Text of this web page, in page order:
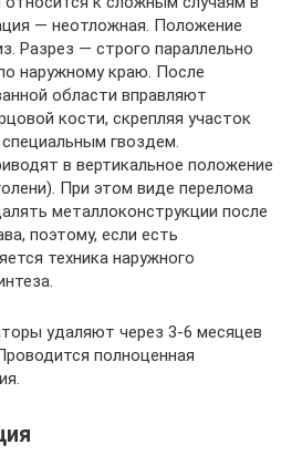
— неотложная. Положение
Разрез — строго параллельно
наружному краю. После
области вправляют
кости, скрепляя участок
гвоздем.
в вертикальное положение
При этом виде перелома
металлоконструкции после
поэтому, если есть
техника наружного
удаляют через 3-6 месяцев
полноценная